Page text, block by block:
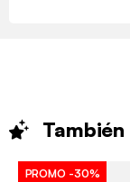
También
PROMO -30%